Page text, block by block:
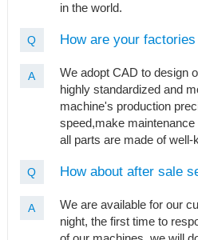
in the world.
Q How are your
A
We adopt CAD to design
highly standardized and
machine's production
speed,make
all parts are made of well-
Q How about after sale
A
We are available for our
night, the first time to